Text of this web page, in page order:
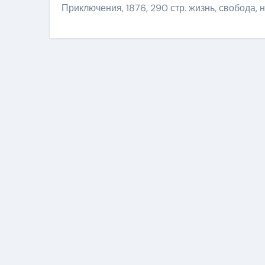
Приключения, 1876, 290 стр. жизнь, свобода,